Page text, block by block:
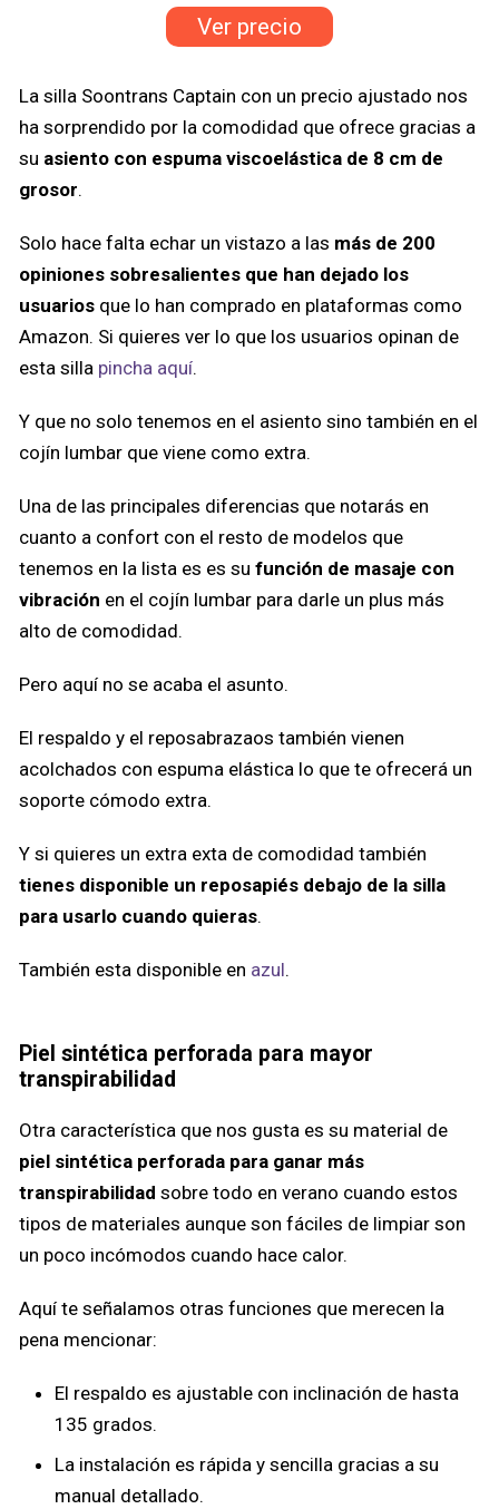
Ver precio
La silla Soontrans Captain con un precio ajustado nos
ha sorprendido por la comodidad que ofrece gracias a
su asiento con espuma viscoelástica de 8 cm de
grosor.
Solo hace falta echar un vistazo a las más de 200
opiniones sobresalientes que han dejado los
usuarios que lo han comprado en plataformas como
Amazon. Si quieres ver lo que los usuarios opinan de
esta silla pincha aquí.
Y que no solo tenemos en el asiento sino también en el
cojín lumbar que viene como extra.
Una de las principales diferencias que notarás en
cuanto a confort con el resto de modelos que
tenemos en la lista es es su función de masaje con
vibración en el cojín lumbar para darle un plus más
alto de comodidad.
Pero aquí no se acaba el asunto.
El respaldo y el reposabrazaos también vienen
acolchados con espuma elástica lo que te ofrecerá un
soporte cómodo extra.
Y si quieres un extra exta de comodidad también
tienes disponible un reposapiés debajo de la silla
para usarlo cuando quieras.
También esta disponible en azul.
Piel sintética perforada para mayor
transpirabilidad
Otra característica que nos gusta es su material de
piel sintética perforada para ganar más
transpirabilidad sobre todo en verano cuando estos
tipos de materiales aunque son fáciles de limpiar son
un poco incómodos cuando hace calor.
Aquí te señalamos otras funciones que merecen la
pena mencionar:
El respaldo es ajustable con inclinación de hasta
135 grados.
La instalación es rápida y sencilla gracias a su
manual detallado.